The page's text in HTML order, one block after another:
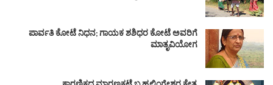
ಪಾರ್ವತಿ ಕೋಟೆ ನಿಧನ; ಗಾಯಕ ಶಶಿಧರ ಕೋಟೆ ಅವರಿಗೆ
ಮಾತೃವಿಯೋಗ